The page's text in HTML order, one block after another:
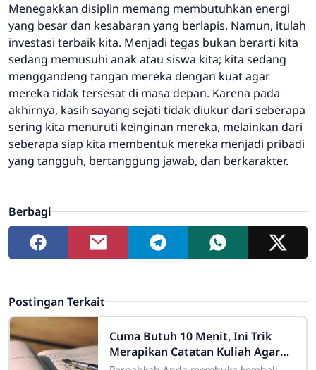
Menegakkan disiplin memang membutuhkan energi
yang besar dan kesabaran yang berlapis. Namun, itulah
investasi terbaik kita. Menjadi tegas bukan berarti kita
sedang memusuhi anak atau siswa kita; kita sedang
menggandeng tangan mereka dengan kuat agar
mereka tidak tersesat di masa depan. Karena pada
akhirnya, kasih sayang sejati tidak diukur dari seberapa
sering kita menuruti keinginan mereka, melainkan dari
seberapa siap kita membentuk mereka menjadi pribadi
yang tangguh, bertanggung jawab, dan berkarakter.
Berbagi
Postingan Terkait
Cuma Butuh 10 Menit, Ini Trik
Merapikan Catatan Kuliah Agar